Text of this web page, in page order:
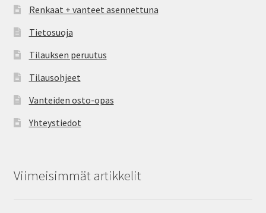
Renkaat + vanteet asennettuna
Tietosuoja
Tilauksen peruutus
Tilausohjeet
Vanteiden osto-opas
Yhteystiedot
Viimeisimmät artikkelit